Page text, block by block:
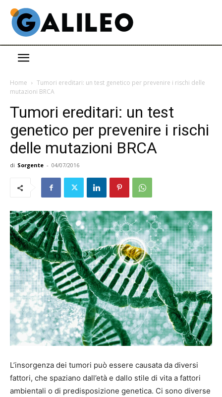
Home
Tumori ereditari: un test genetico per prevenire i rischi delle
mutazioni BRCA
Tumori ereditari: un test
genetico per prevenire i rischi
delle mutazioni BRCA
di Sorgente - 04/07/2016
L’insorgenza dei tumori può essere causata da diversi
fattori, che spaziano dall’età e dallo stile di vita a fattori
ambientali o di predisposizione genetica. Ci sono diverse